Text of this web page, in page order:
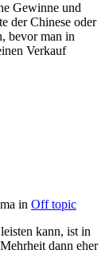
Gewinne und
der Chinese oder
bevor man in
Verkauf
in Off topic
kann, ist in
dann eher